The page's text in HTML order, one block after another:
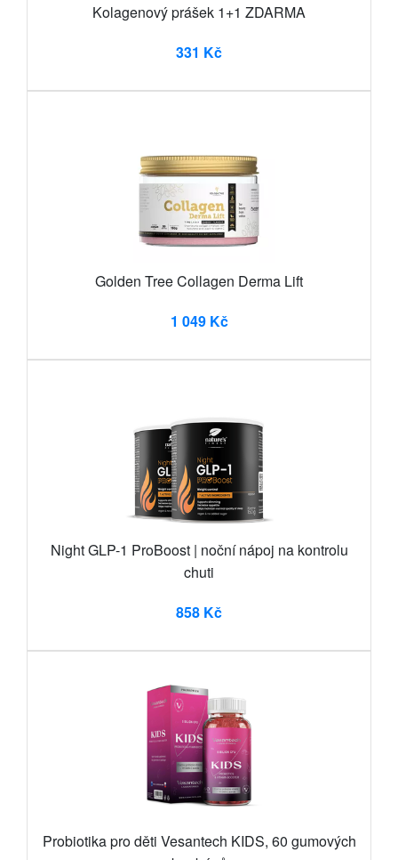
Kolagenový prášek 1+1 ZDARMA
331 Kč
Golden Tree Collagen Derma Lift
1 049 Kč
Night GLP-1 ProBoost | noční nápoj na kontrolu
chuti
858 Kč
Probiotika pro děti Vesantech KIDS, 60 gumových